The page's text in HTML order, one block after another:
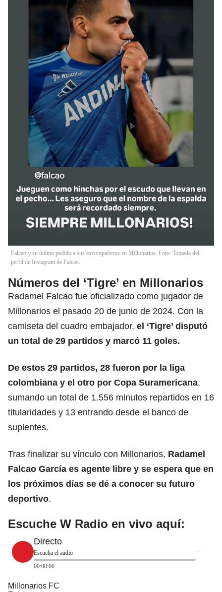
Falcao y su último pedido a sus excompañeros en Millonarios. Foto: Tomada del
perfil de Instagram de Falcao.
Números del ‘Tigre’ en Millonarios
Radamel Falcao fue oficializado como jugador de
Millonarios el pasado 20 de junio de 2024. Con la
camiseta del cuadro embajador, el ‘Tigre’ disputó
un total de 29 partidos y marcó 11 goles.
De estos 29 partidos, 28 fueron por la liga
colombiana y el otro por Copa Suramericana,
sumando un total de 1.556 minutos repartidos en 16
titularidades y 13 entrando desde el banco de
suplentes.
Tras finalizar su vínculo con Millonarios, Radamel
Falcao García es agente libre y se espera que en
los próximos días se dé a conocer su futuro
deportivo.
Escuche W Radio en vivo aquí:
Directo
Escucha el audio
00:00:00
Millonarios FC